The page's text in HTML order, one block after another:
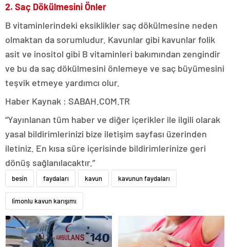
2. Saç Dökülmesini Önler
B vitaminlerindeki eksiklikler saç dökülmesine neden
olmaktan da sorumludur. Kavunlar gibi kavunlar folik
asit ve inositol gibi B vitaminleri bakımından zengindir
ve bu da saç dökülmesini önlemeye ve saç büyümesini
teşvik etmeye yardımcı olur.
Haber Kaynak : SABAH.COM.TR
“Yayınlanan tüm haber ve diğer içerikler ile ilgili olarak
yasal bildirimlerinizi bize iletişim sayfası üzerinden
iletiniz. En kısa süre içerisinde bildirimlerinize geri
dönüş sağlanılacaktır.”
besin faydaları kavun kavunun faydaları
limonlu kavun karışımı